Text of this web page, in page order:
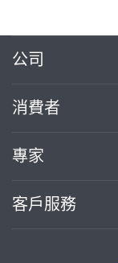
公司
消費者
專家
客戶服務